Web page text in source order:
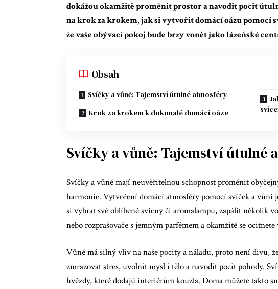
dokážou okamžitě proměnit prostor a navodit pocit
na krok za krokem, jak si vytvořit domácí oázu pomocí
že vaše obývací pokoj bude brzy vonět jako lázeňské
Obsah
Svíčky a vůně: Tajemství útulné atmosféry
Krok za krokem k dokonalé domácí oáze
Svíčky a vůně: Tajemství útulné
Svíčky a vůně mají neuvěřitelnou schopnost proměnit
harmonie. Vytvoření domácí atmosféry pomocí svíček a vůní
si vybrat své oblíbené svícny či aromalampu, zapálit několik
nebo rozprašovače s jemným parfémem a okamžitě se
Vůně má silný vliv na naše pocity a náladu, proto není divu,
zmrazovat stres, uvolnit mysl i tělo a navodit pocit pohody.
hvězdy, které dodajú interiérům kouzla. Doma můžete takto